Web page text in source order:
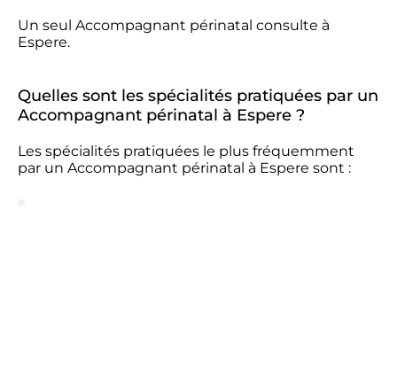
Un seul Accompagnant périnatal consulte à
Espere.
Quelles sont les spécialités pratiquées par un
Accompagnant périnatal à Espere ?
Les spécialités pratiquées le plus fréquemment
par un Accompagnant périnatal à Espere sont :